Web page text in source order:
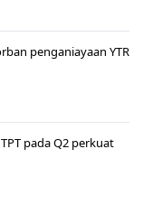
penganiayaan YTR
pada Q2 perkuat